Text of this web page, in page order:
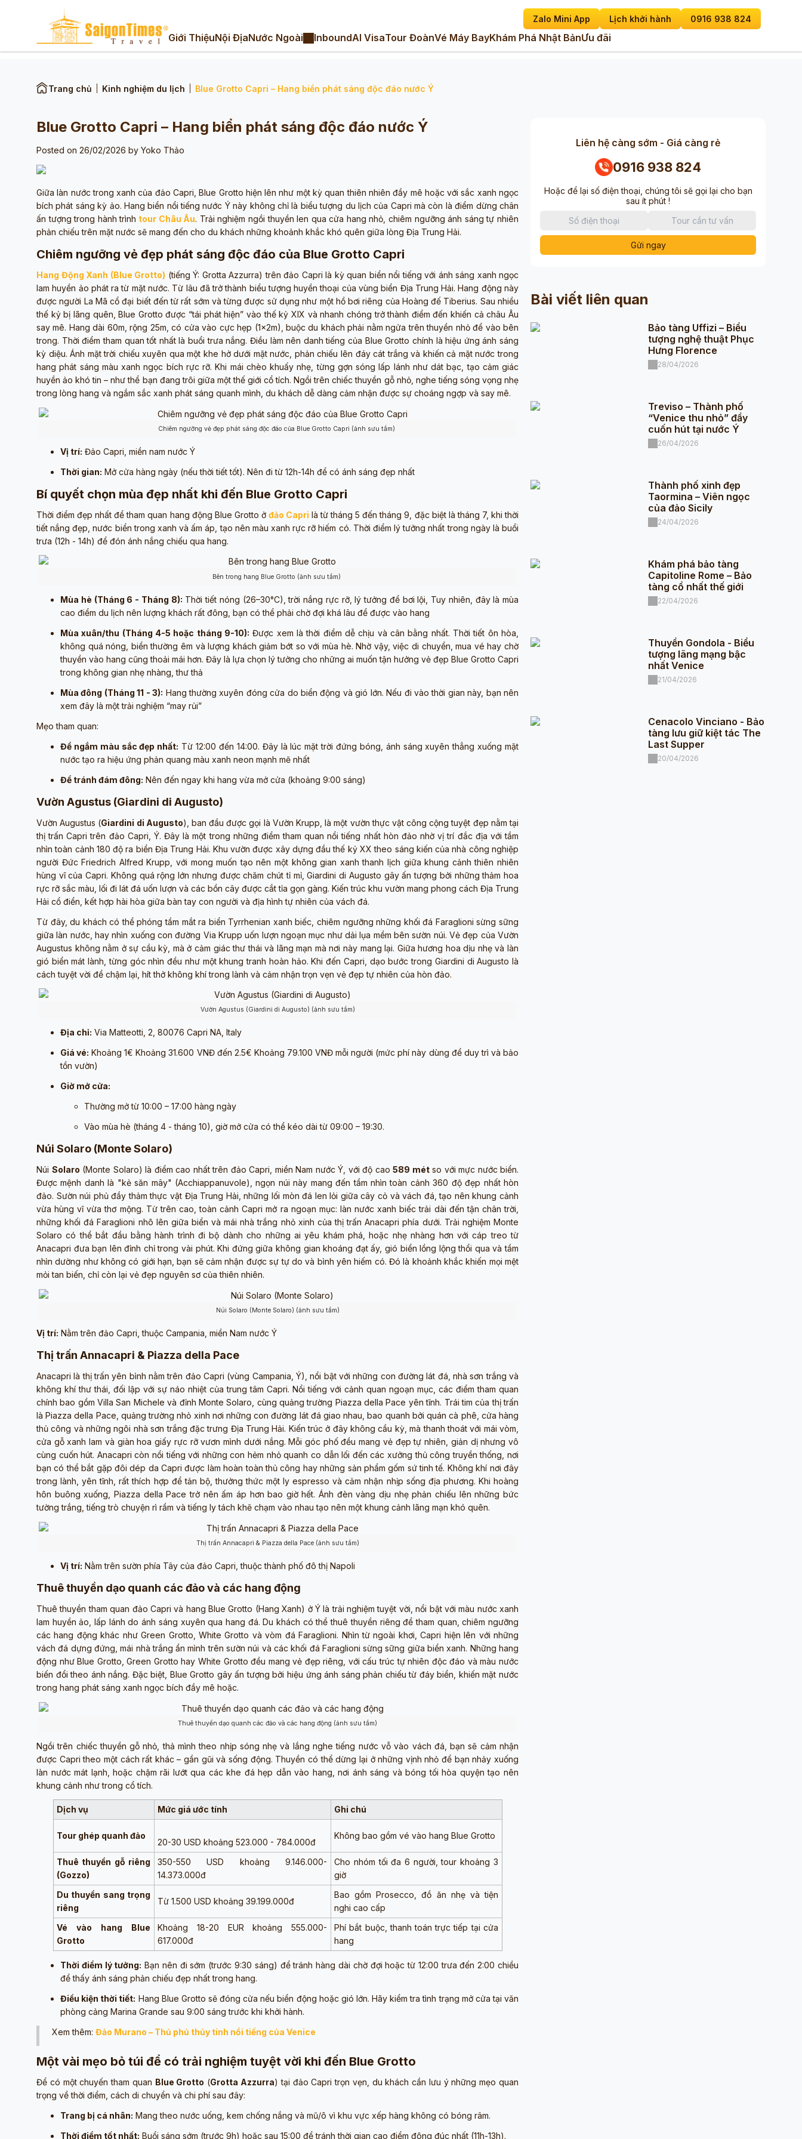
Zalo Mini App Lịch khởi hành 0916 938 824
Giới ThiệuNội ĐịaNước Ngoài InboundAI VisaTour ĐoànVé Máy BayKhám Phá Nhật BảnƯu đãi
Trang chủ Kinh nghiệm du lịch Blue Grotto Capri – Hang biển phát sáng độc đáo nước Ý
Blue Grotto Capri – Hang biển phát sáng độc đáo nước Ý
Posted on 26/02/2026 by Yoko Thảo
Giữa làn nước trong xanh của đảo Capri, Blue Grotto hiện lên như một kỳ quan thiên nhiên đầy mê hoặc với sắc xanh ngọc
bích phát sáng kỳ ảo. Hang biển nổi tiếng nước Ý này không chỉ là biểu tượng du lịch của Capri mà còn là điểm dừng chân
ấn tượng trong hành trình tour Châu Âu. Trải nghiệm ngồi thuyền len qua cửa hang nhỏ, chiêm ngưỡng ánh sáng tự nhiên
phản chiếu trên mặt nước sẽ mang đến cho du khách những khoảnh khắc khó quên giữa lòng Địa Trung Hải.
Chiêm ngưỡng vẻ đẹp phát sáng độc đáo của Blue Grotto Capri
Hang Động Xanh (Blue Grotto) (tiếng Ý: Grotta Azzurra) trên đảo Capri là kỳ quan biển nổi tiếng với ánh sáng xanh ngọc
lam huyền ảo phát ra từ mặt nước. Từ lâu đã trở thành biểu tượng huyền thoại của vùng biển Địa Trung Hải. Hang động này
được người La Mã cổ đại biết đến từ rất sớm và từng được sử dụng như một hồ bơi riêng của Hoàng đế Tiberius. Sau nhiều
thế kỷ bị lãng quên, Blue Grotto được “tái phát hiện” vào thế kỷ XIX và nhanh chóng trở thành điểm đến khiến cả châu Âu
say mê. Hang dài 60m, rộng 25m, có cửa vào cực hẹp (1x2m), buộc du khách phải nằm ngửa trên thuyền nhỏ để vào bên
trong. Thời điểm tham quan tốt nhất là buổi trưa nắng. Điều làm nên danh tiếng của Blue Grotto chính là hiệu ứng ánh sáng
kỳ diệu. Ánh mặt trời chiếu xuyên qua một khe hở dưới mặt nước, phản chiếu lên đáy cát trắng và khiến cả mặt nước trong
hang phát sáng màu xanh ngọc bích rực rỡ. Khi mái chèo khuấy nhẹ, từng gợn sóng lấp lánh như dát bạc, tạo cảm giác
huyền ảo khó tin – như thể bạn đang trôi giữa một thế giới cổ tích. Ngồi trên chiếc thuyền gỗ nhỏ, nghe tiếng sóng vọng nhẹ
trong lòng hang và ngắm sắc xanh phát sáng quanh mình, du khách dễ dàng cảm nhận được sự choáng ngợp và say mê.
Chiêm ngưỡng vẻ đẹp phát sáng độc đáo của Blue Grotto Capri (ảnh sưu tầm)
Vị trí: Đảo Capri, miền nam nước Ý
Thời gian: Mở cửa hàng ngày (nếu thời tiết tốt). Nên đi từ 12h-14h để có ánh sáng đẹp nhất
Bí quyết chọn mùa đẹp nhất khi đến Blue Grotto Capri
Thời điểm đẹp nhất để tham quan hang động Blue Grotto ở đảo Capri là từ tháng 5 đến tháng 9, đặc biệt là tháng 7, khi thời
tiết nắng đẹp, nước biển trong xanh và ấm áp, tạo nên màu xanh rực rỡ hiếm có. Thời điểm lý tưởng nhất trong ngày là buổi
trưa (12h - 14h) để đón ánh nắng chiếu qua hang.
Bên trong hang Blue Grotto (ảnh sưu tầm)
Mùa hè (Tháng 6 - Tháng 8): Thời tiết nóng (26–30°C), trời nắng rực rỡ, lý tưởng để bơi lội, Tuy nhiên, đây là mùa
cao điểm du lịch nên lượng khách rất đông, bạn có thể phải chờ đợi khá lâu để được vào hang
Mùa xuân/thu (Tháng 4-5 hoặc tháng 9-10): Được xem là thời điểm dễ chịu và cân bằng nhất. Thời tiết ôn hòa,
không quá nóng, biển thường êm và lượng khách giảm bớt so với mùa hè. Nhờ vậy, việc di chuyển, mua vé hay chờ
thuyền vào hang cũng thoải mái hơn. Đây là lựa chọn lý tưởng cho những ai muốn tận hưởng vẻ đẹp Blue Grotto Capri
trong không gian nhẹ nhàng, thư thả
Mùa đông (Tháng 11 - 3): Hang thường xuyên đóng cửa do biển động và gió lớn. Nếu đi vào thời gian này, bạn nên
xem đây là một trải nghiệm “may rủi”
Mẹo tham quan:
Để ngắm màu sắc đẹp nhất: Từ 12:00 đến 14:00. Đây là lúc mặt trời đứng bóng, ánh sáng xuyên thẳng xuống mặt
nước tạo ra hiệu ứng phản quang màu xanh neon mạnh mẽ nhất
Để tránh đám đông: Nên đến ngay khi hang vừa mở cửa (khoảng 9:00 sáng)
Vườn Agustus (Giardini di Augusto)
Vườn Augustus (Giardini di Augusto), ban đầu được gọi là Vườn Krupp, là một vườn thực vật công cộng tuyệt đẹp nằm tại
thị trấn Capri trên đảo Capri, Ý. Đây là một trong những điểm tham quan nổi tiếng nhất hòn đảo nhờ vị trí đắc địa với tầm
nhìn toàn cảnh 180 độ ra biển Địa Trung Hải. Khu vườn được xây dựng đầu thế kỷ XX theo sáng kiến của nhà công nghiệp
người Đức Friedrich Alfred Krupp, với mong muốn tạo nên một không gian xanh thanh lịch giữa khung cảnh thiên nhiên
hùng vĩ của Capri. Không quá rộng lớn nhưng được chăm chút tỉ mỉ, Giardini di Augusto gây ấn tượng bởi những thảm hoa
rực rỡ sắc màu, lối đi lát đá uốn lượn và các bồn cây được cắt tỉa gọn gàng. Kiến trúc khu vườn mang phong cách Địa Trung
Hải cổ điển, kết hợp hài hòa giữa bàn tay con người và địa hình tự nhiên của vách đá.
Từ đây, du khách có thể phóng tầm mắt ra biển Tyrrhenian xanh biếc, chiêm ngưỡng những khối đá Faraglioni sừng sững
giữa làn nước, hay nhìn xuống con đường Via Krupp uốn lượn ngoạn mục như dải lụa mềm bên sườn núi. Vẻ đẹp của Vườn
Augustus không nằm ở sự cầu kỳ, mà ở cảm giác thư thái và lãng mạn mà nơi này mang lại. Giữa hương hoa dịu nhẹ và làn
gió biển mát lành, từng góc nhìn đều như một khung tranh hoàn hảo. Khi đến Capri, dạo bước trong Giardini di Augusto là
cách tuyệt vời để chậm lại, hít thở không khí trong lành và cảm nhận trọn vẹn vẻ đẹp tự nhiên của hòn đảo.
Vườn Agustus (Giardini di Augusto) (ảnh sưu tầm)
Địa chỉ: Via Matteotti, 2, 80076 Capri NA, Italy
Giá vé: Khoảng 1€ Khoảng 31.600 VNĐ đến 2.5€ Khoảng 79.100 VNĐ mỗi người (mức phí này dùng để duy trì và bảo
tồn vườn)
Giờ mở cửa:
Thường mở từ 10:00 – 17:00 hàng ngày
Vào mùa hè (tháng 4 - tháng 10), giờ mở cửa có thể kéo dài từ 09:00 – 19:30.
Núi Solaro (Monte Solaro)
Núi Solaro (Monte Solaro) là điểm cao nhất trên đảo Capri, miền Nam nước Ý, với độ cao 589 métso với mực nước biển.
Được mệnh danh là "kẻ săn mây" (Acchiappanuvole), ngọn núi này mang đến tầm nhìn toàn cảnh 360 độ đẹp nhất hòn
đảo. Sườn núi phủ đầy thảm thực vật Địa Trung Hải, những lối mòn đá len lỏi giữa cây cỏ và vách đá, tạo nên khung cảnh
vừa hùng vĩ vừa thơ mộng. Từ trên cao, toàn cảnh Capri mở ra ngoạn mục: làn nước xanh biếc trải dài đến tận chân trời,
những khối đá Faraglioni nhô lên giữa biển và mái nhà trắng nhỏ xinh của thị trấn Anacapri phía dưới. Trải nghiệm Monte
Solaro có thể bắt đầu bằng hành trình đi bộ dành cho những ai yêu khám phá, hoặc nhẹ nhàng hơn với cáp treo từ
Anacapri đưa bạn lên đỉnh chỉ trong vài phút. Khi đứng giữa không gian khoáng đạt ấy, gió biển lồng lộng thổi qua và tầm
nhìn dường như không có giới hạn, bạn sẽ cảm nhận được sự tự do và bình yên hiếm có. Đó là khoảnh khắc khiến mọi mệt
mỏi tan biến, chỉ còn lại vẻ đẹp nguyên sơ của thiên nhiên.
Núi Solaro (Monte Solaro) (ảnh sưu tầm)
Vị trí: Nằm trên đảo Capri, thuộc Campania, miền Nam nước Ý
Thị trấn Annacapri & Piazza della Pace
Anacapri là thị trấn yên bình nằm trên đảo Capri (vùng Campania, Ý), nổi bật với những con đường lát đá, nhà sơn trắng và
không khí thư thái, đối lập với sự náo nhiệt của trung tâm Capri. Nổi tiếng với cảnh quan ngoạn mục, các điểm tham quan
chính bao gồm Villa San Michele và đỉnh Monte Solaro, cùng quảng trường Piazza della Pace yên tĩnh. Trái tim của thị trấn
là Piazza della Pace, quảng trường nhỏ xinh nơi những con đường lát đá giao nhau, bao quanh bởi quán cà phê, cửa hàng
thủ công và những ngôi nhà sơn trắng đặc trưng Địa Trung Hải. Kiến trúc ở đây không cầu kỳ, mà thanh thoát với mái vòm,
cửa gỗ xanh lam và giàn hoa giấy rực rỡ vươn mình dưới nắng. Mỗi góc phố đều mang vẻ đẹp tự nhiên, giản dị nhưng vô
cùng cuốn hút. Anacapri còn nổi tiếng với những con hẻm nhỏ quanh co dẫn lối đến các xưởng thủ công truyền thống, nơi
bạn có thể bắt gặp đôi dép da Capri được làm hoàn toàn thủ công hay những sản phẩm gốm sứ tinh tế. Không khí nơi đây
trong lành, yên tĩnh, rất thích hợp để tản bộ, thưởng thức một ly espresso và cảm nhận nhịp sống địa phương. Khi hoàng
hôn buông xuống, Piazza della Pace trở nên ấm áp hơn bao giờ hết. Ánh đèn vàng dịu nhẹ phản chiếu lên những bức
tường trắng, tiếng trò chuyện rì rầm và tiếng ly tách khẽ chạm vào nhau tạo nên một khung cảnh lãng mạn khó quên.
Thị trấn Annacapri & Piazza della Pace (ảnh sưu tầm)
Vị trí: Nằm trên sườn phía Tây của đảo Capri, thuộc thành phố đô thị Napoli
Thuê thuyền dạo quanh các đảo và các hang động
Thuê thuyền tham quan đảo Capri và hang Blue Grotto (Hang Xanh) ở Ý là trải nghiệm tuyệt vời, nổi bật với màu nước xanh
lam huyền ảo, lấp lánh do ánh sáng xuyên qua hang đá. Du khách có thể thuê thuyền riêng để tham quan, chiêm ngưỡng
các hang động khác như Green Grotto, White Grotto và vòm đá Faraglioni. Nhìn từ ngoài khơi, Capri hiện lên với những
vách đá dựng đứng, mái nhà trắng ẩn mình trên sườn núi và các khối đá Faraglioni sừng sững giữa biển xanh. Những hang
động như Blue Grotto, Green Grotto hay White Grotto đều mang vẻ đẹp riêng, với cấu trúc tự nhiên độc đáo và màu nước
biến đổi theo ánh nắng. Đặc biệt, Blue Grotto gây ấn tượng bởi hiệu ứng ánh sáng phản chiếu từ đáy biển, khiến mặt nước
trong hang phát sáng xanh ngọc bích đầy mê hoặc.
Thuê thuyền dạo quanh các đảo và các hang động (ảnh sưu tầm)
Ngồi trên chiếc thuyền gỗ nhỏ, thả mình theo nhịp sóng nhẹ và lắng nghe tiếng nước vỗ vào vách đá, bạn sẽ cảm nhận
được Capri theo một cách rất khác – gần gũi và sống động. Thuyền có thể dừng lại ở những vịnh nhỏ để bạn nhảy xuống
làn nước mát lạnh, hoặc chậm rãi lướt qua các khe đá hẹp dẫn vào hang, nơi ánh sáng và bóng tối hòa quyện tạo nên
khung cảnh như trong cổ tích.
Dịch vụ Mức giá ước tính Ghi chú
Tour ghép quanh đảo
20-30 USD khoảng 523.000 - 784.000đ
Không bao gồm vé vào hang Blue Grotto
Thuê thuyền gỗ riêng
(Gozzo)
350-550 USD khoảng 9.146.000-
14.373.000đ
Cho nhóm tối đa 6 người, tour khoảng 3
giờ
Du thuyền sang trọng
riêng
Từ 1.500 USD khoảng 39.199.000đ
Bao gồm Prosecco, đồ ăn nhẹ và tiện
nghi cao cấp
Vé vào hang Blue
Grotto
Khoảng 18-20 EUR khoảng 555.000-
617.000đ
Phí bắt buộc, thanh toán trực tiếp tại cửa
hang
Thời điểm lý tưởng: Bạn nên đi sớm (trước 9:30 sáng) để tránh hàng dài chờ đợi hoặc từ 12:00 trưa đến 2:00 chiều
để thấy ánh sáng phản chiếu đẹp nhất trong hang.
Điều kiện thời tiết: Hang Blue Grotto sẽ đóng cửa nếu biển động hoặc gió lớn. Hãy kiểm tra tình trạng mở cửa tại văn
phòng cảng Marina Grande sau 9:00 sáng trước khi khởi hành.
Xem thêm: Đảo Murano – Thủ phủ thủy tinh nổi tiếng của Venice
Một vài mẹo bỏ túi để có trải nghiệm tuyệt vời khi đến Blue Grotto
Để có một chuyến tham quan Blue Grotto (Grotta Azzurra) tại đảo Capri trọn vẹn, du khách cần lưu ý những mẹo quan
trọng về thời điểm, cách di chuyển và chi phí sau đây:
Trang bị cá nhân: Mang theo nước uống, kem chống nắng và mũ/ô vì khu vực xếp hàng không có bóng râm.
Thời điểm tốt nhất: Buổi sáng sớm (trước 9h) hoặc sau 15:00 để tránh thời gian cao điểm đông đúc nhất (11h-13h).
Liên hệ càng sớm - Giá càng rẻ
0916 938 824
Hoặc để lại số điện thoại, chúng tôi sẽ gọi lại cho bạn
sau ít phút !
Gửi ngay
Bài viết liên quan
Bảo tàng Uffizi – Biểu
tượng nghệ thuật Phục
Hưng Florence
28/04/2026
Treviso – Thành phố
“Venice thu nhỏ” đầy
cuốn hút tại nước Ý
26/04/2026
Thành phố xinh đẹp
Taormina – Viên ngọc
của đảo Sicily
24/04/2026
Khám phá bảo tàng
Capitoline Rome – Bảo
tàng cổ nhất thế giới
22/04/2026
Thuyền Gondola - Biểu
tượng lãng mạng bậc
nhất Venice
21/04/2026
Cenacolo Vinciano - Bảo
tàng lưu giữ kiệt tác The
Last Supper
20/04/2026